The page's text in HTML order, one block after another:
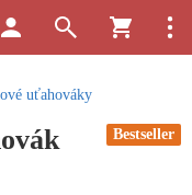
uťahováky
Bestseller